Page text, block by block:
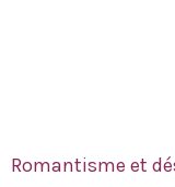
Romantisme et